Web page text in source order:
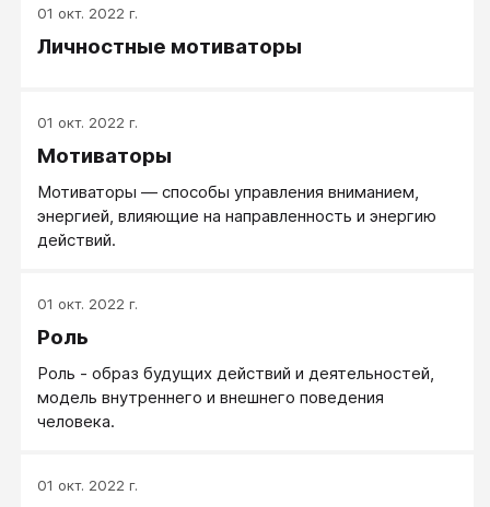
01 окт. 2022 г.
Личностные мотиваторы
01 окт. 2022 г.
Мотиваторы
Мотиваторы — способы управления вниманием,
энергией, влияющие на направленность и энергию
действий.
01 окт. 2022 г.
Роль
Роль - образ будущих действий и деятельностей,
модель внутреннего и внешнего поведения
человека.
01 окт. 2022 г.